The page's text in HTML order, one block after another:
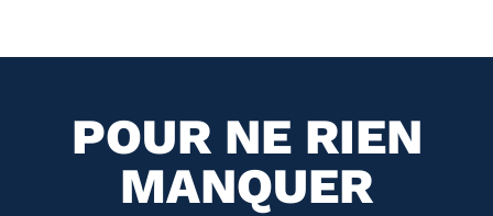
POUR NE RIEN
MANQUER